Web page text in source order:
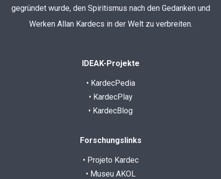
gegründet wurde, den Spiritismus nach den Gedanken und
Werken Allan Kardecs in der Welt zu verbreiten.
IDEAK-Projekte
• KardecPedia
• KardecPlay
• KardecBlog
Forschungslinks
• Projeto Kardec
• Museu AKOL